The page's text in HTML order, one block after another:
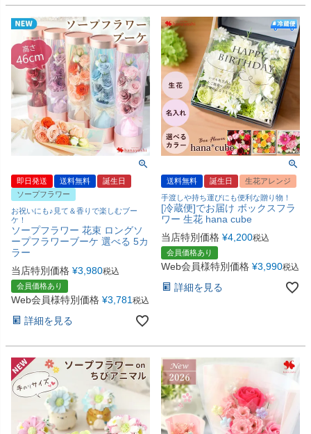
即日発送 送料無料
誕生日
ソープフラワー
お祝いにも♪見て＆香りで楽しむブー
ケ！
ソープフラワー 花束 ロングソ
ープフラワーブーケ 選べる 5カ
ラー
当店特別価格 ¥3,980税込
会員価格あり
Web会員様特別価格 ¥3,781 税込
詳細を見る
送料無料 誕生日
生花アレンジ
手渡しや持ち運びにも便利な贈り物！
[冷蔵便]でお届け ボックスフラ
ワー 生花 hana cube
当店特別価格 ¥4,200税込
会員価格あり
Web会員様特別価格 ¥3,990税込
詳細を見る